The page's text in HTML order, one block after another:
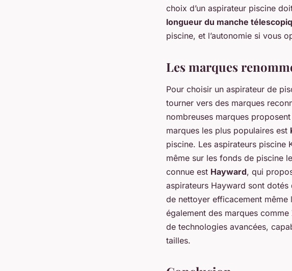
choix d’un aspirateur piscine
longueur du manche
piscine, et l’autonomie si vous
Les marques
Pour choisir un aspirateur de
tourner vers des marques
nombreuses marques
marques les plus populaires est
piscine. Les aspirateurs piscine
même sur les fonds de piscine
connue est Hayward, qui
aspirateurs Hayward sont
de nettoyer efficacement
également des marques comme
de technologies avancées,
tailles.